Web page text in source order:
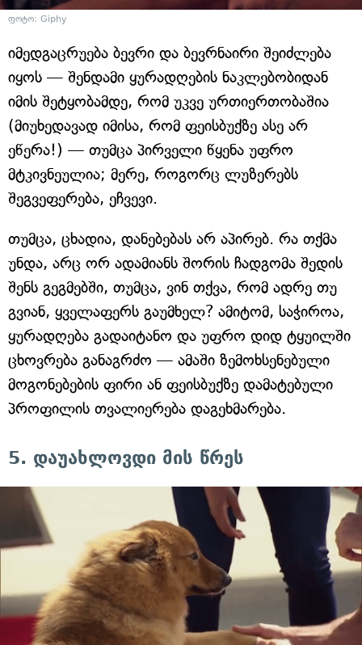
ფოტო: Giphy
იმედგაცრუება ბევრი და ბევრნაირი შეიძლება
იყოს — შენდამი ყურადღების ნაკლებობიდან
იმის შეტყობამდე, რომ უკვე ურთიერთობაშია
(მიუხედავად იმისა, რომ ფეისბუქზე ასე არ
ეწერა!) — თუმცა პირველი წყენა უფრო
მტკივნეულია; მერე, როგორც ლუზერებს
შეგვეფერება, ეჩვევი.
თუმცა, ცხადია, დანებებას არ აპირებ. რა თქმა
უნდა, არც ორ ადამიანს შორის ჩადგომა შედის
შენს გეგმებში, თუმცა, ვინ თქვა, რომ ადრე თუ
გვიან, ყველაფერს გაუმხელ? ამიტომ, საჭიროა,
ყურადღება გადაიტანო და უფრო დიდ ტყუილში
ცხოვრება განაგრძო — ამაში ზემოხსენებული
მოგონებების ფირი ან ფეისბუქზე დამატებული
პროფილის თვალიერება დაგეხმარება.
5. დაუახლოვდი მის წრეს